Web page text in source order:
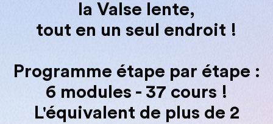
la Valse lente,
tout en un seul endroit !
Programme étape par étape :
6 modules - 37 cours !
L'équivalent de plus de 2